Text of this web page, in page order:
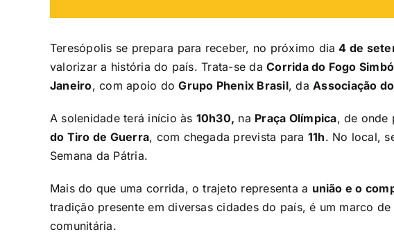
Teresópolis se prepara para receber, no próximo dia4 de
valorizar a história do país. Trata-se daCorrida do Fogo
Janeiro, com apoio doGrupo Phenix Brasil, daAssociação
A solenidade terá início às 10h30, na Praça Olímpica, de
do Tiro de Guerra, com chegada prevista para 11h. No local,
Semana da Pátria.
Mais do que uma corrida, o trajeto representa a união e o
tradição presente em diversas cidades do país, é um marco
comunitária.